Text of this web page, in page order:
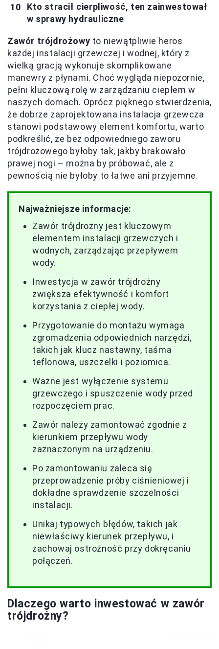
Kto stracił cierpliwość, ten zainwestował
w sprawy hydrauliczne
Zawór trójdrożowy to niewątpliwie heros
każdej instalacji grzewczej i wodnej, który z
wielką gracją wykonuje skomplikowane
manewry z płynami. Choć wygląda niepozornie,
pełni kluczową rolę w zarządzaniu ciepłem w
naszych domach. Oprócz pięknego stwierdzenia,
że dobrze zaprojektowana instalacja grzewcza
stanowi podstawowy element komfortu, warto
podkreślić, że bez odpowiedniego zaworu
trójdrożowego byłoby tak, jakby brakowało
prawej nogi – można by próbować, ale z
pewnością nie byłoby to łatwe ani przyjemne.
Najważniejsze informacje:
Zawór trójdrożny jest kluczowym
elementem instalacji grzewczych i
wodnych, zarządzając przepływem
wody.
Inwestycja w zawór trójdrożny
zwiększa efektywność i komfort
korzystania z ciepłej wody.
Przygotowanie do montażu wymaga
zgromadzenia odpowiednich narzędzi,
takich jak klucz nastawny, taśma
teflonowa, uszczelki i poziomica.
Ważne jest wyłączenie systemu
grzewczego i spuszczenie wody przed
rozpoczęciem prac.
Zawór należy zamontować zgodnie z
kierunkiem przepływu wody
zaznaczonym na urządzeniu.
Po zamontowaniu zaleca się
przeprowadzenie próby ciśnieniowej i
dokładne sprawdzenie szczelności
instalacji.
Unikaj typowych błędów, takich jak
niewłaściwy kierunek przepływu, i
zachowaj ostrożność przy dokręcaniu
połączeń.
Dlaczego warto inwestować w zawór
trójdrożny?